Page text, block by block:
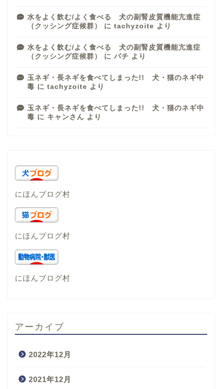
水をよく飲む/よく食べる 犬の副腎皮質機能亢進症
（クッシング症候群）
に tachyzoite より
水をよく飲む/よく食べる 犬の副腎皮質機能亢進症
（クッシング症候群）
に パチ より
玉ネギ・長ネギを食べてしまった!! 犬・猫のネギ中
毒 に tachyzoite より
玉ネギ・長ネギを食べてしまった!! 犬・猫のネギ中
毒 に キャンさん より
にほんブログ村
にほんブログ村
にほんブログ村
アーカイブ
2022年12月
2021年12月